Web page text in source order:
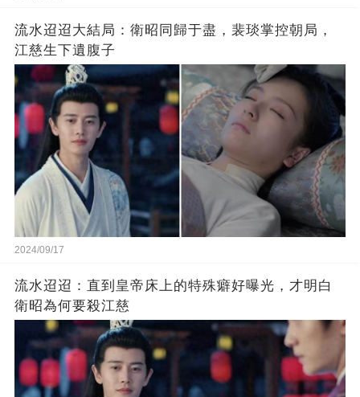
流水迢迢大結局：衛昭同歸于盡，裴琰掌控朝局，
江慈生下遺腹子
2024/09/17
流水迢迢：直到皇帝床上的特殊癖好曝光，才明白
衛昭為何要殺江慈